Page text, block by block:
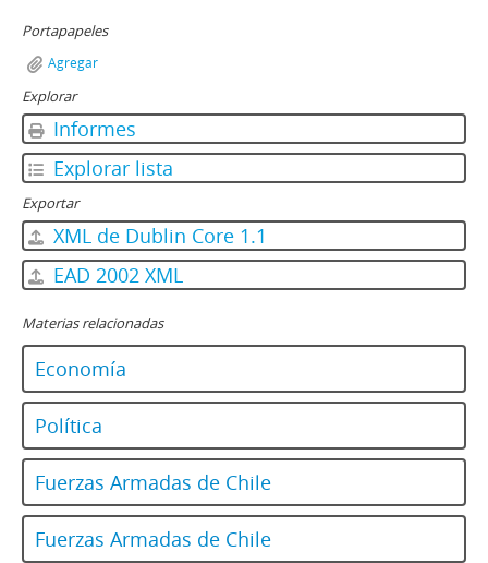
Portapapeles
Agregar
Explorar
Informes
Explorar lista
Exportar
XML de Dublin Core 1.1
EAD 2002 XML
Materias relacionadas
Economía
Política
Fuerzas Armadas de Chile
Fuerzas Armadas de Chile